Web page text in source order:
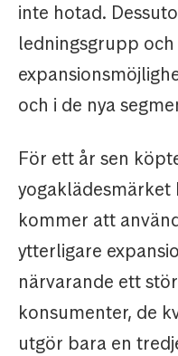
inte hotad.
ledningsgrupp
och i de nya
För ett år sen
yogaklädesmärket
kommer att
ytterligare
närvarande ett
konsumenter, de
utgör bara en